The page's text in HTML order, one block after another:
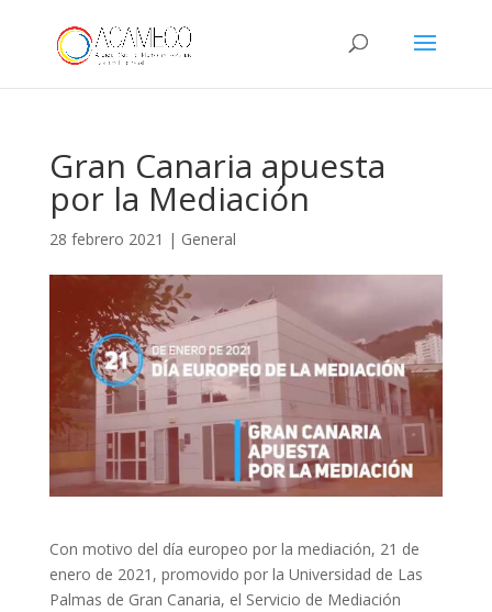
Gran Canaria apuesta
por la Mediación
28 febrero 2021 | General
Con motivo del día europeo por la mediación, 21 de
enero de 2021, promovido por la Universidad de Las
Palmas de Gran Canaria, el Servicio de Mediación